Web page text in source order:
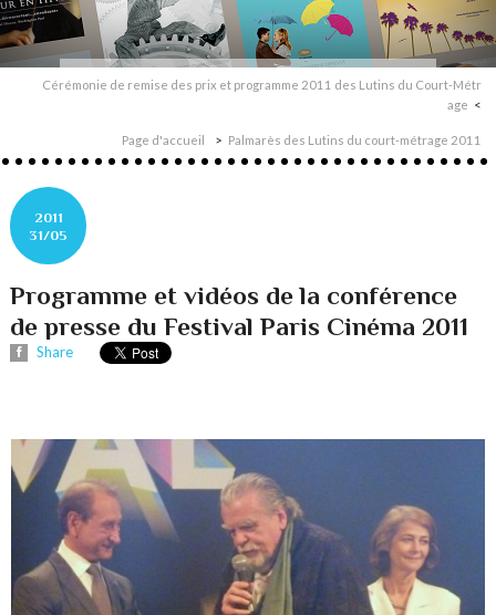
Cérémonie de remise des prix et programme 2011 des Lutins du Court-Métr​
age
Page d'accueil Palmarès des Lutins du court-métrage 2011
2011
31/05
Programme et vidéos de la conférence
de presse du Festival Paris Cinéma 2011
Share